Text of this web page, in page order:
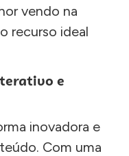
vendo na
recurso ideal
e
inovadora e
Com uma